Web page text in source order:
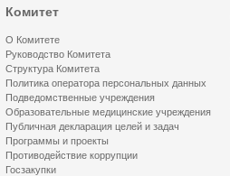
Комитет
О Комитете
Руководство Комитета
Структура Комитета
Политика оператора персональных данных
Подведомственные учреждения
Образовательные медицинские учреждения
Публичная декларация целей и задач
Программы и проекты
Противодействие коррупции
Госзакупки